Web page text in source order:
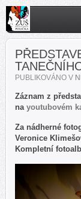
PUBLIKOVÁNO V
Záznam z
na youtubovém
Za nádherné
Veronice
Kompletní